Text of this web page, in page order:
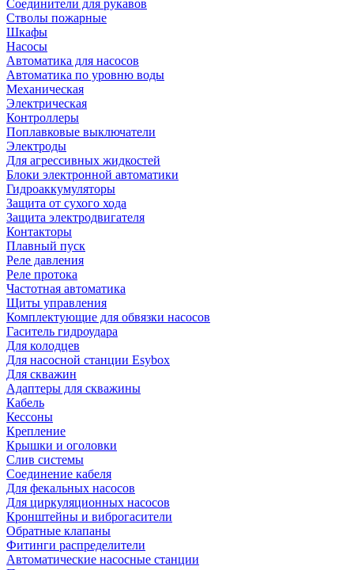
Соединители для рукавов
Стволы пожарные
Шкафы
Насосы
Автоматика для насосов
Автоматика по уровню воды
Механическая
Электрическая
Контроллеры
Поплавковые выключатели
Электроды
Для агрессивных жидкостей
Блоки электронной автоматики
Гидроаккумуляторы
Защита от сухого хода
Защита электродвигателя
Контакторы
Плавный пуск
Реле давления
Реле протока
Частотная автоматика
Щиты управления
Комплектующие для обвязки насосов
Гаситель гидроудара
Для колодцев
Для насосной станции Esybox
Для скважин
Адаптеры для скважины
Кабель
Кессоны
Крепление
Крышки и оголовки
Слив системы
Соединение кабеля
Для фекальных насосов
Для циркуляционных насосов
Кронштейны и виброгасители
Обратные клапаны
Фитинги распределители
Автоматические насосные станции